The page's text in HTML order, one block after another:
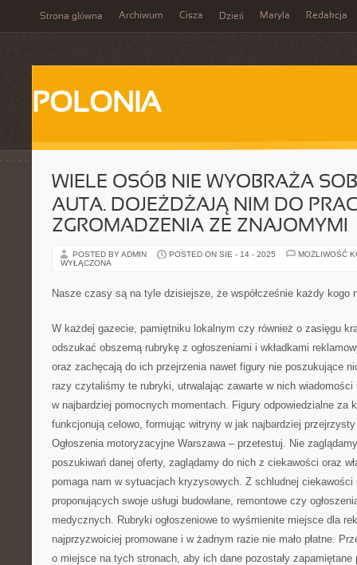
Strona główna Archiwum Cisza Dzień Maryla Redakcja
POLONIA
WIELE OSÓB NIE WYOBRAŻA
AUTA. DOJEŻDŻAJĄ NIM DO
ZGROMADZENIA ZE ZNAJOMYMI
POSTED BY ADMIN POSTED ON SIE - 14 - 2025
MOŻLIWOŚĆ
WYŁĄCZONA
Nasze czasy są na tyle dzisiejsze, że współcześnie każdy kogo
W każdej gazecie, pamiętniku lokalnym czy również o zasięgu
odszukać obszerną rubrykę z ogłoszeniami i wkładkami
oraz zachęcają do ich przejrzenia nawet figury nie poszukujące
razy czytaliśmy te rubryki, utrwalając zawarte w nich
w najbardziej pomocnych momentach. Figury odpowiedzialne za
funkcjonują celowo, formując witryny w jak najbardziej
Ogłoszenia motoryzacyjne Warszawa – przetestuj. Nie
poszukiwań danej oferty, zaglądamy do nich z ciekawości oraz
pomaga nam w sytuacjach kryzysowych. Z schludnej ciekawości
proponujących swoje usługi budowlane, remontowe czy
medycznych. Rubryki ogłoszeniowe to wyśmienite miejsce dla
najprzyzwoiciej promowane i w żadnym razie nie mało płatne.
o miejsce na tych stronach, aby ich dane pozostały